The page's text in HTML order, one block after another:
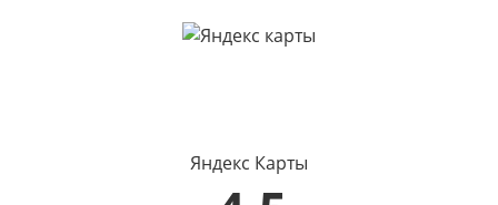
Яндекс Карты